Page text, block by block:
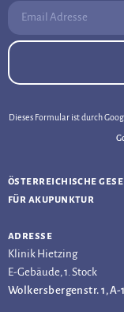
Email Adresse:
Dieses Formular ist durch
österreichische
für akupunktur
adresse
Klinik Hietzing
E-Gebäude, 1. Stock
Wolkersbergenstr. 1, A-